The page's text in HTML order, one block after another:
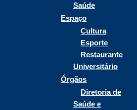
Saúde
Espaço
Cultura
Esporte
Restaurante
Universitário
Órgãos
Diretoria de
Saúde e